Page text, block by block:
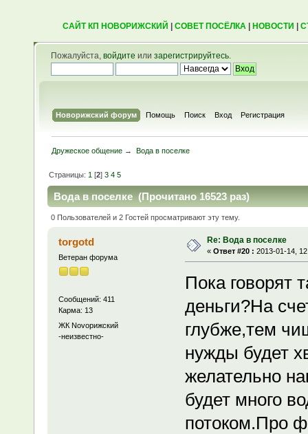
САЙТ КП НОВОРИЖСКИЙ СОВЕТ ПОСЁЛКА| НОВОСТИ
Пожалуйста, войдите или зарегистрируйтесь.
Новорижский форум Помощь Поиск Вход Регистрация
Дружеское общение → Вода в поселке
Страницы:1 [2]3 4 5
Вода в поселке (Прочитано 16523 раз)
0 Пользователей и 2 Гостей просматривают эту тему.
torgotd
Ветеран форума
Сообщений: 411
Карма: 13
ЖК Novoрижский
-неизвестно-
Re: Вода в поселке
« Ответ #20 : 2013-01-14,
Пока говорят
деньги?На
глубже,тем
нужды будет
желательно
будет много
потоком.Про